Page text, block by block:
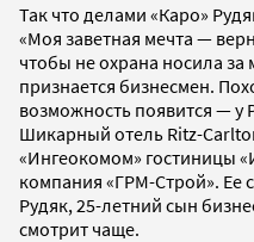
Так что делами «Каро»
«Моя заветная мечта —
чтобы не охрана носила
признается бизнесмен.
возможность появится — у
Шикарный отель Ritz-
«Ингеокомом» гостиницы
компания «ГРМ-Строй». Ее
Рудяк, 25-летний сын
смотрит чаще.